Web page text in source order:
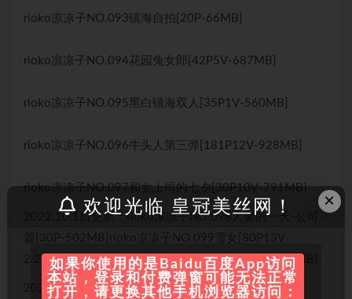
rioko凉凉子NO.093镇海自拍[20P-66MB]
rioko凉凉子NO.094花园兔女郎[42P5V-687MB]
rioko凉凉子NO.095黑白镇海双人[35P1V-560MB]
rioko凉凉子NO.096牛头人第三弹[181P12V-928MB]
rioko凉凉子NO.097和女上司的七夕[30P10V-791MB]
2022.10.1日更新：rioko凉凉子NO.098人妻的一天-公司
篇[30P-502MB]rioko凉凉子NO.099雪女[80P13V-
2.27GB]rioko凉凉子NO.100柴郡冰雪公主[40P-376MB]
2023.1.3更新
×
欢迎光临 皇冠美丝网！
如果你使用的是Baidu百度App访问
本站，登录和付费弹窗可能无法正常
打开，请更换其他手机浏览器访问：